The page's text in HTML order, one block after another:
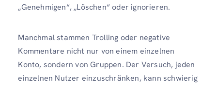
„Genehmigen“, „Löschen“ oder ignorieren.
Manchmal stammen Trolling oder negative
Kommentare nicht nur von einem einzelnen
Konto, sondern von Gruppen. Der Versuch, jeden
einzelnen Nutzer einzuschränken, kann schwierig